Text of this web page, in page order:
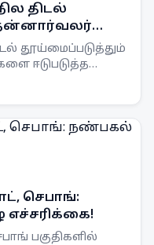
திடல்
தன்னார்வலர்
தூய்மைப்படுத்தும்
ஈடுபடுத்த
செபாங்:
பகுதிகளில்